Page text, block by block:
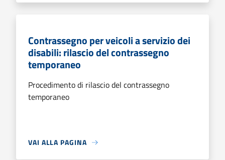
Contrassegno per veicoli a servizio dei
disabili: rilascio del contrassegno
temporaneo
Procedimento di rilascio del contrassegno
temporaneo
VAI ALLA PAGINA